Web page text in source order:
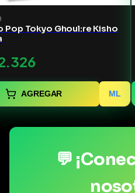
Pop Tokyo Ghoul:re Kisho
AGREGAR ML
💬